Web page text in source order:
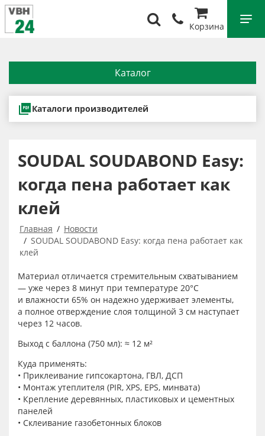
Корзина
Каталог
Каталоги производителей
SOUDAL SOUDABOND Easy:
когда пена работает как
клей
Главная
Новости
SOUDAL SOUDABOND Easy: когда пена работает как
клей
Материал отличается стремительным схватыванием
— уже через 8 минут при температуре 20°C
и влажности 65% он надежно удерживает элементы,
а полное отверждение слоя толщиной 3 см наступает
через 12 часов.
Выход с баллона (750 мл): ≈ 12 м²
Куда применять:
• Приклеивание гипсокартона, ГВЛ, ДСП
• Монтаж утеплителя (PIR, XPS, EPS, минвата)
• Крепление деревянных, пластиковых и цементных
панелей
• Склеивание газобетонных блоков